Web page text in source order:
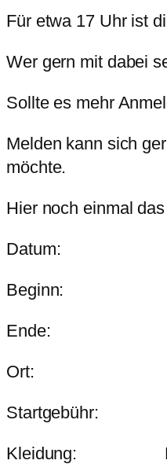
Für etwa 17 Uhr ist
Wer gern mit dabei
Sollte es mehr
Melden kann sich
möchte.
Hier noch einmal
Datum:
Beginn: 9 Uhr
Ende: ca.
Ort: NWD,
Startgebühr: 3,-€
Kleidung: